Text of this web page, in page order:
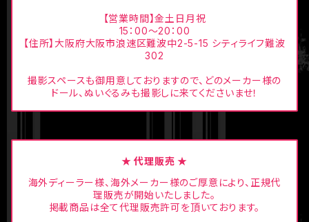
【営業時間】金土日月祝
15：00〜20：00
【住所】大阪府大阪市浪速区難波中2-5-15 シティライフ難波
302
撮影スペースも御用意しておりますので、どのメーカー様の
ドール、ぬいぐるみも撮影しに来てくださいませ！
★ 代理販売 ★
海外ディーラー様、海外メーカー様のご厚意により、正規代
理販売が開始いたしました。
掲載商品は全て代理販売許可を頂いております。